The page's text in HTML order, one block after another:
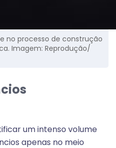
no processo de construção
Imagem: Reprodução/
um intenso volume
apenas no meio